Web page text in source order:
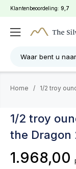
Klantenbeoordeling: 9,7
Waar bent u
Home / 1/2 troy
1/2 troy
the Dragon
1.968,00